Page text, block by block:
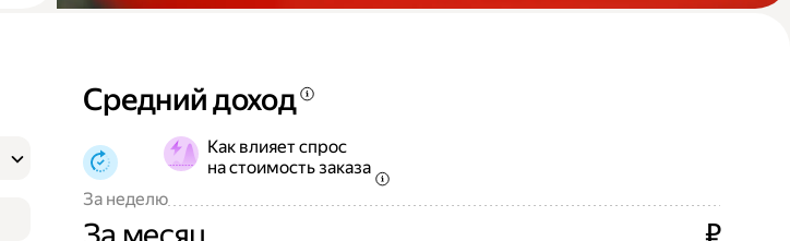
Средний доход
Как влияет спрос
на стоимость заказа
За неделю